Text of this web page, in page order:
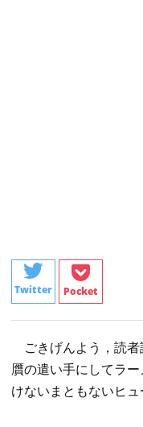
Twitter Pocket
ごきげんよう，読者
贋の遣い手にしてラ
けないまともないヒュ